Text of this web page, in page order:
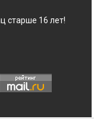
старше 16 лет!